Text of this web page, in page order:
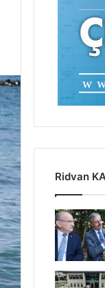
Ridvan